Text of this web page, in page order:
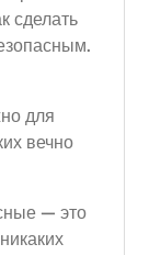
сделать
для
вечно
— это